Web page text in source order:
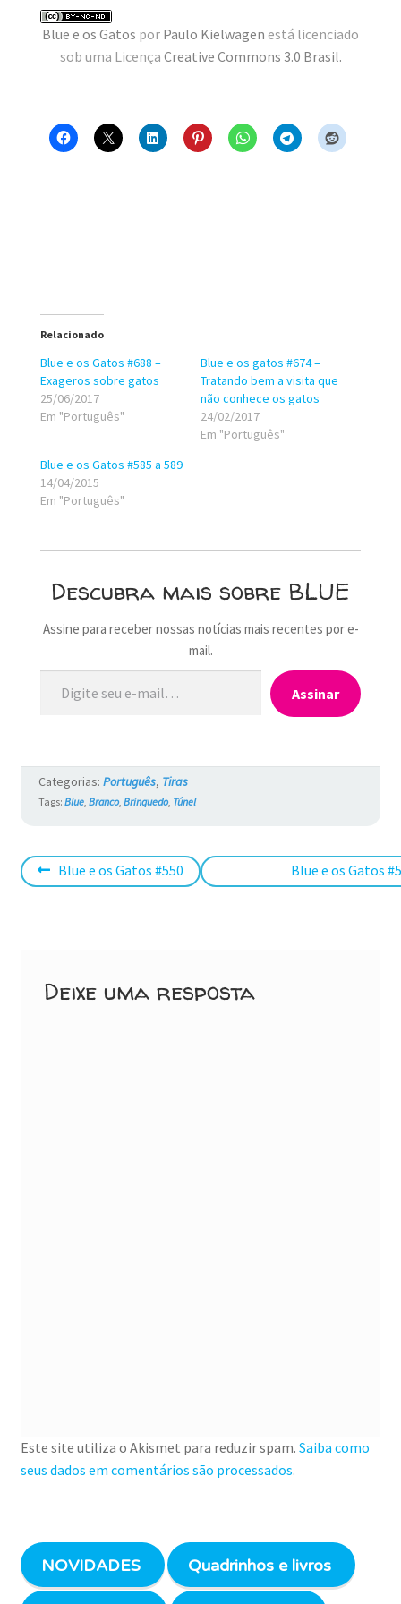
MINHA CONTA
Blue e os Gatos por Paulo Kielwagen está licenciado
sob uma Licença Creative Commons 3.0 Brasil.
Relacionado
Blue e os Gatos #688 –
Exageros sobre gatos
25/06/2017
Em "Português"
Blue e os gatos #674 –
Tratando bem a visita que
não conhece os gatos
24/02/2017
Em "Português"
Blue e os Gatos #585 a 589
14/04/2015
Em "Português"
Descubra mais sobre BLUE
Assine para receber nossas notícias mais recentes por e-
mail.
Digite seu e-mail…
Assinar
Categorias: Português, Tiras
Tags: Blue, Branco, Brinquedo, Túnel
Navegação
Post
Blue e os Gatos #550
Próximo
Blue e os Gatos
Deixe uma resposta
Este site utiliza o Akismet para reduzir spam. Saiba como
seus dados em comentários são processados.
NOVIDADES Quadrinhos e livros